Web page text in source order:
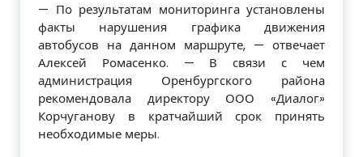
— По результатам мониторинга уста­новлены
факты нарушения графика дви­жения
автобусов на данном маршруте, — отвечает
Алексей Ромасенко. — В связи с чем
администрация Оренбургского рай­она
рекомендовала директору ООО «Диа­лог»
Корчуганову в кратчайший срок при­нять
необходимые меры.